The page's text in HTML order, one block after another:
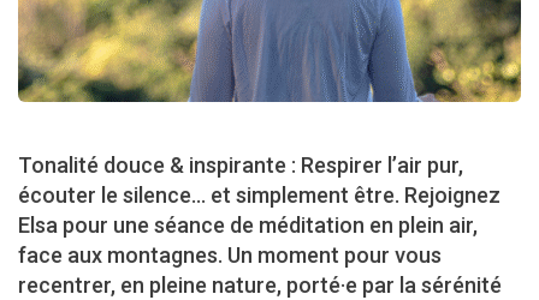
Tonalité douce & inspirante : Respirer l’air pur,
écouter le silence… et simplement être. Rejoignez
Elsa pour une séance de méditation en plein air,
face aux montagnes. Un moment pour vous
recentrer, en pleine nature, porté·e par la sérénité